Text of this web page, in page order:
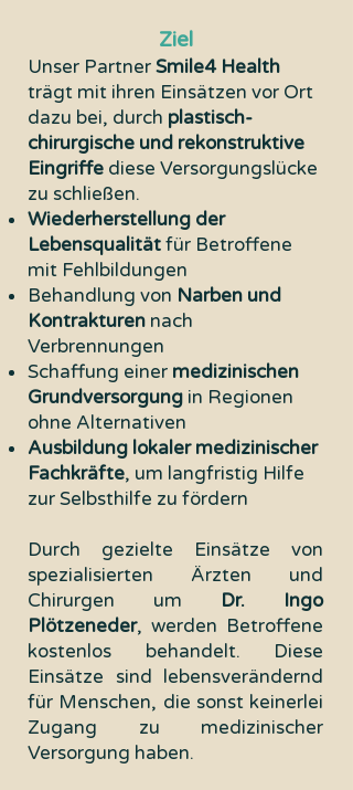
Ziel
Unser PartnerSmile4 Health
trägt mit ihren Einsätzen vor Ort
dazu bei, durch plastisch-
chirurgische und rekonstruktive
Eingriffe diese Versorgungslücke
zu schließen.
Wiederherstellung der
Lebensqualitätfür Betroffene
mit Fehlbildungen
Behandlung von Narben und
Kontrakturen nach
Verbrennungen
Schaffung einer medizinischen
Grundversorgung in Regionen
ohne Alternativen
Ausbildung lokaler medizinischer
Fachkräfte, um langfristig Hilfe
zur Selbsthilfe zu fördern
Durch gezielte Einsätze von
spezialisierten Ärzten und
Chirurgen um Dr. Ingo
Plötzeneder, werden Betroffene
kostenlos behandelt. Diese
Einsätze sind lebensverändernd
für Menschen, die sonst keinerlei
Zugang zu medizinischer
Versorgung haben.